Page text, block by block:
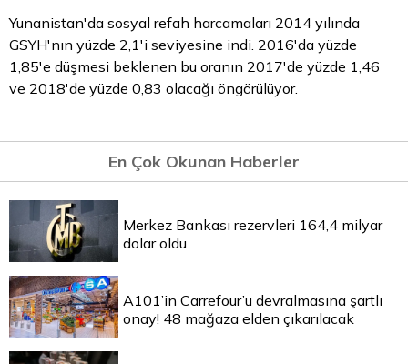
Yunanistan'da sosyal refah harcamaları 2014 yılında
GSYH'nın yüzde 2,1'i seviyesine indi. 2016'da yüzde
1,85'e düşmesi beklenen bu oranın 2017'de yüzde 1,46
ve 2018'de yüzde 0,83 olacağı öngörülüyor.
En Çok Okunan Haberler
Merkez Bankası rezervleri 164,4 milyar
dolar oldu
A101’in Carrefour’u devralmasına şartlı
onay! 48 mağaza elden çıkarılacak